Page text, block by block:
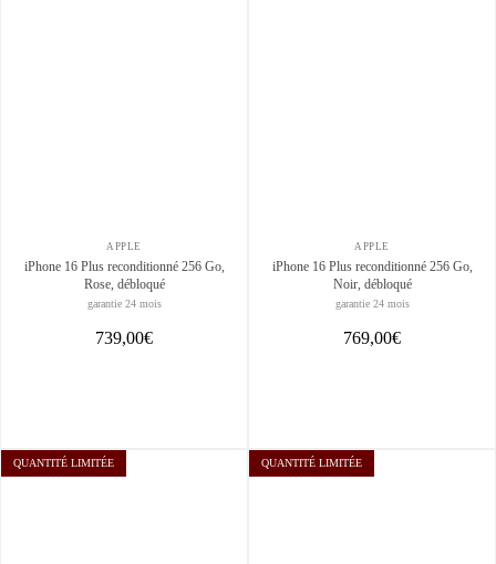
APPLE
iPhone 16 Plus reconditionné 256 Go,
Rose, débloqué
garantie 24 mois
739,00€
APPLE
iPhone 16 Plus reconditionné 256 Go,
Noir, débloqué
garantie 24 mois
769,00€
QUANTITÉ LIMITÉE QUANTITÉ LIMITÉE